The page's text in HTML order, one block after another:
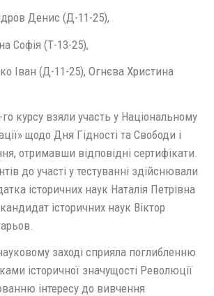
Денис (Д-11-25),
Софія (Т-13-25),
Іван (Д-11-25), Огнєва Христина
курсу взяли участь у Національному
щодо Дня Гідності та Свободи і
отримавши відповідні сертифікати.
до участі у тестуванні здійснювали
історичних наук Наталія Петрівна
історичних наук Віктор
заході сприяла поглибленню
історичної значущості Революції
інтересу до вивчення